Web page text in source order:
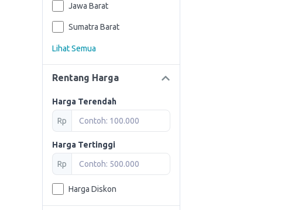
Jawa Barat
Sumatra Barat
Lihat Semua
Rentang Harga
Harga Terendah
Rp
Harga Tertinggi
Rp
Harga Diskon